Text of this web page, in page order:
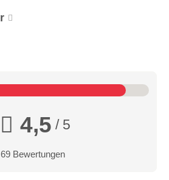
4,5 / 5
69 Bewertungen